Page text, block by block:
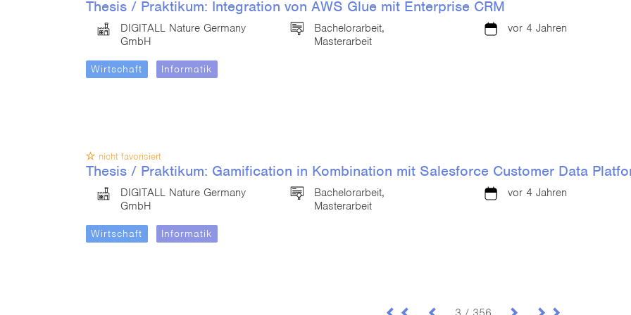
Thesis / Praktikum: Integration von AWS Glue mit Enterprise CRM
DIGITALL Nature Germany
GmbH
Bachelorarbeit,
Masterarbeit
vor 4 Jahren
Wirtschaft Informatik
nicht favorisiert
Thesis / Praktikum: Gamification in Kombination mit Salesforce Customer Data
DIGITALL Nature Germany
GmbH
Bachelorarbeit,
Masterarbeit
vor 4 Jahren
Wirtschaft Informatik